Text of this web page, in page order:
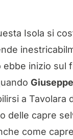
Isola si
ebbe inizio sul
a Tavolara
delle capre
come